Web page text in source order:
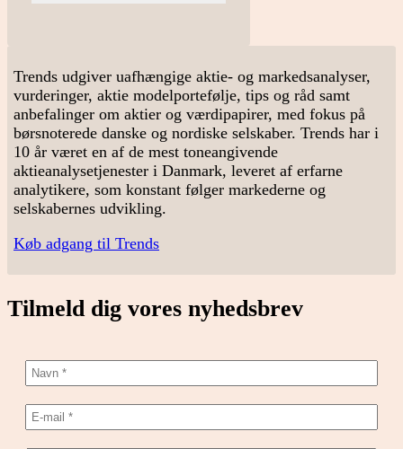
Trends udgiver uafhængige aktie- og markedsanalyser,
vurderinger, aktie modelportefølje, tips og råd samt
anbefalinger om aktier og værdipapirer, med fokus på
børsnoterede danske og nordiske selskaber. Trends har i
10 år været en af de mest toneangivende
aktieanalysetjenester i Danmark, leveret af erfarne
analytikere, som konstant følger markederne og
selskabernes udvikling.
Køb adgang til Trends
Tilmeld dig vores nyhedsbrev